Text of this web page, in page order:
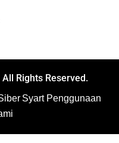
Rights Reserved.
Syart Penggunaan